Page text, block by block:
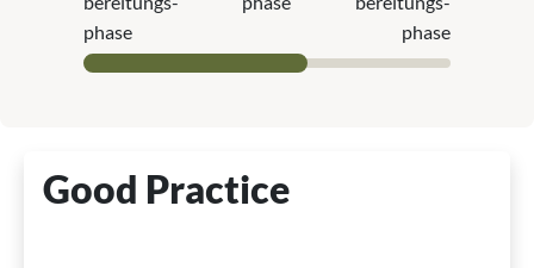
phase
phase
Good Practice